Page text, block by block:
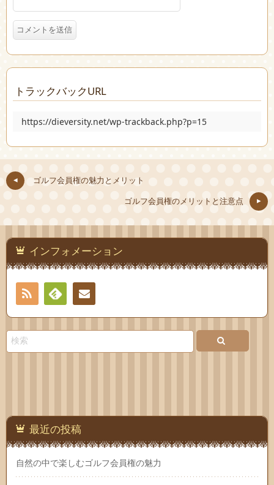
トラックバックURL
https://dieversity.net/wp-trackback.php?p=15
ゴルフ会員権の魅力とメリット
ゴルフ会員権のメリットと注意点
インフォメーション
RSS
Feedlyお問
最近の投稿
自然の中で楽しむゴルフ会員権の魅力